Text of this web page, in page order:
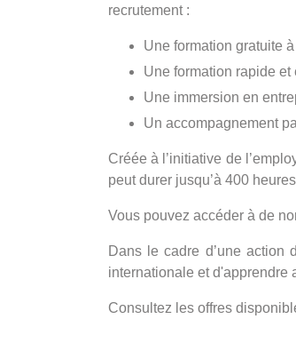
recrutement :
Une formation gratuite
Une formation rapide et
Une immersion en
Un accompagnement
Créée à l’initiative de
peut durer jusqu’à 400
Vous pouvez accéder à de
Dans le cadre d’une action
internationale et d'apprendre
Consultez les offres